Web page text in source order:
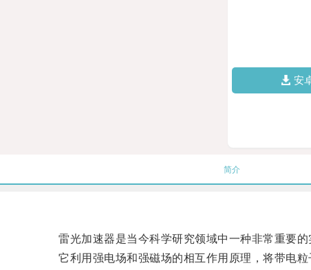
安
简介
雷光加速器是当今科学研究领域中一种非常重要的
它利用强电场和强磁场的相互作用原理，将带电粒